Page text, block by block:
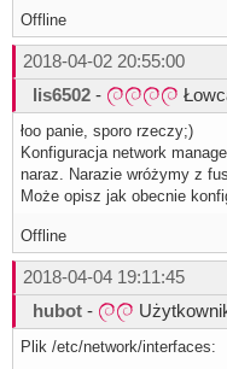
Offline
2018-04-02 20:55:00
lis6502 -
łoo panie, sporo rzeczy;)
Konfiguracja network
naraz. Narazie wróżymy z
Może opisz jak obecnie
Offline
2018-04-04 19:11:45
hubot -
Plik /etc/network/interfaces: